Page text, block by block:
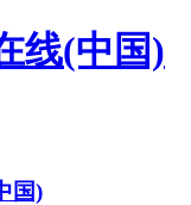
线(中国)
国)